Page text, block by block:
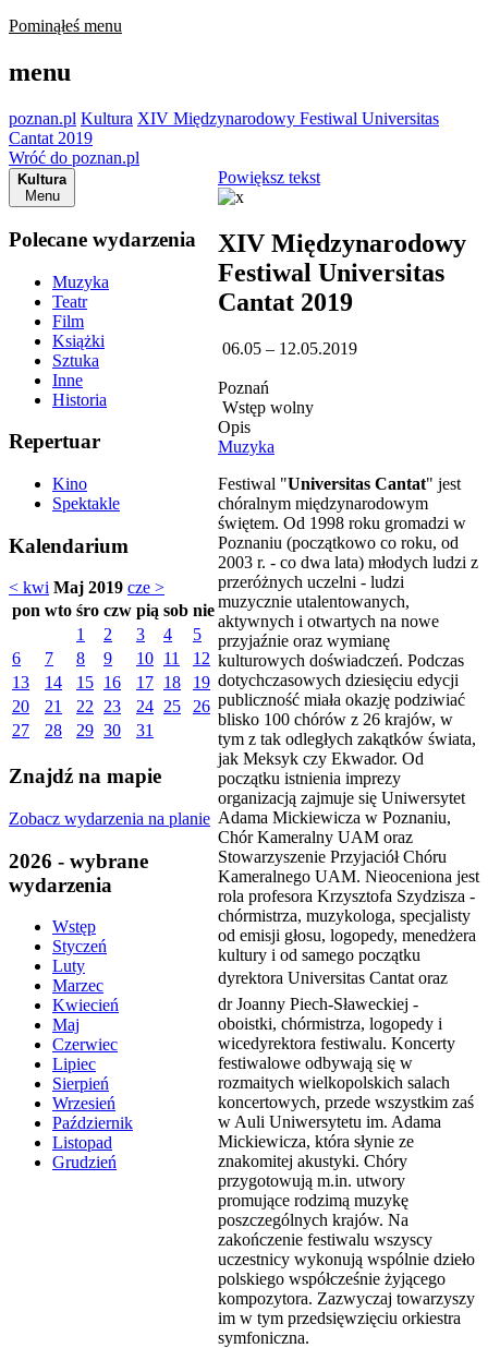
Pominąłeś menu
menu
poznan.pl Kultura XIV Międzynarodowy Festiwal Universitas
Cantat 2019
Wróć do poznan.pl
Kultura
Menu
Polecane wydarzenia
Muzyka
Teatr
Film
Książki
Sztuka
Inne
Historia
Repertuar
Kino
Spektakle
Kalendarium
< kwi Maj 2019 cze >
pon wto śro czw pią sob nie
1
2 3 4
5
6
7 8 9 10 11
12
13
14 15 16 17 18
19
20
21 22 23 24 25
26
27
28 29 30 31
Znajdź na mapie
Zobacz wydarzenia na planie
2026 - wybrane
wydarzenia
Wstęp
Styczeń
Luty
Marzec
Kwiecień
Maj
Czerwiec
Lipiec
Sierpień
Wrzesień
Październik
Listopad
Grudzień
Powiększ tekst
XIV Międzynarodowy
Festiwal Universitas
Cantat 2019
06.05 – 12.05.2019
Poznań
Wstęp wolny
Opis
Muzyka
Festiwal "Universitas Cantat" jest
chóralnym międzynarodowym
świętem. Od 1998 roku gromadzi w
Poznaniu (początkowo co roku, od
2003 r. - co dwa lata) młodych ludzi z
przeróżnych uczelni - ludzi
muzycznie utalentowanych,
aktywnych i otwartych na nowe
przyjaźnie oraz wymianę
kulturowych doświadczeń. Podczas
dotychczasowych dziesięciu edycji
publiczność miała okazję podziwiać
blisko 100 chórów z 26 krajów, w
tym z tak odległych zakątków świata,
jak Meksyk czy Ekwador. Od
początku istnienia imprezy
organizacją zajmuje się Uniwersytet
Adama Mickiewicza w Poznaniu,
Chór Kameralny UAM oraz
Stowarzyszenie Przyjaciół Chóru
Kameralnego UAM. Nieoceniona jest
rola profesora Krzysztofa Szydzisza -
chórmistrza, muzykologa, specjalisty
od emisji głosu, logopedy, menedżera
kultury i od samego początku
dyrektora Universitas Cantat oraz
dr Joanny Piech-Sławeckiej -
oboistki, chórmistrza, logopedy i
wicedyrektora festiwalu. Koncerty
festiwalowe odbywają się w
rozmaitych wielkopolskich salach
koncertowych, przede wszystkim zaś
w Auli Uniwersytetu im. Adama
Mickiewicza, która słynie ze
znakomitej akustyki. Chóry
przygotowują m.in. utwory
promujące rodzimą muzykę
poszczególnych krajów. Na
zakończenie festiwalu wszyscy
uczestnicy wykonują wspólnie dzieło
polskiego współcześnie żyjącego
kompozytora. Zazwyczaj towarzyszy
im w tym przedsięwzięciu orkiestra
symfoniczna.